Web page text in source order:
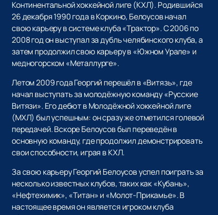
Континентальной хоккейной лиге (КХЛ). Родившийся
26 декабря 1990 года в Коркино, Белоусов начал
свою карьеру в системе клуба «Трактор». С 2006 по
2008 год он выступал за дубль челябинского клуба, а
затем продолжил свою карьеру в «Южном Урале» и
медногорском «Металлурге».
Летом 2009 года Георгий перешёл в «Витязь», где
начал выступать за молодёжную команду «Русские
Витязи». Его дебют в Молодёжной хоккейной лиге
(МХЛ) был успешным: он сразу же отметился голевой
передачей. Вскоре Белоусов был переведён в
основную команду, где продолжил демонстрировать
свои способности, играя в КХЛ.
За свою карьеру Георгий Белоусов успел поиграть за
несколько известных клубов, таких как «Кубань»,
«Нефтехимик», «Титан» и «Молот-Прикамье». В
настоящее время он является игроком клуба